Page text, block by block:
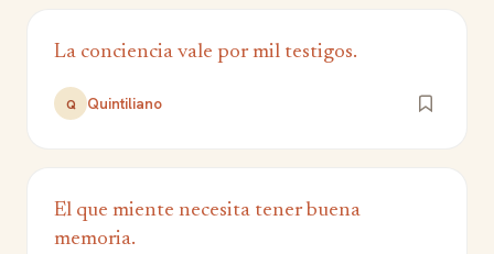
La conciencia vale por mil testigos.
Q Quintiliano
El que miente necesita tener buena
memoria.